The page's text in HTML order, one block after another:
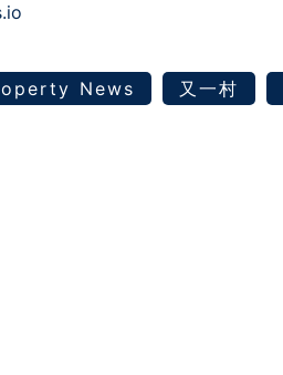
News 又一村